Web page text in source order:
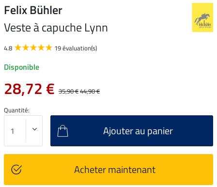
Felix Bühler
Veste à capuche Lynn
4.8 19 évaluation(s)
Disponible
28,72 € 35,90 €44,90 €
Quantité:
Ajouter au panier
Acheter maintenant